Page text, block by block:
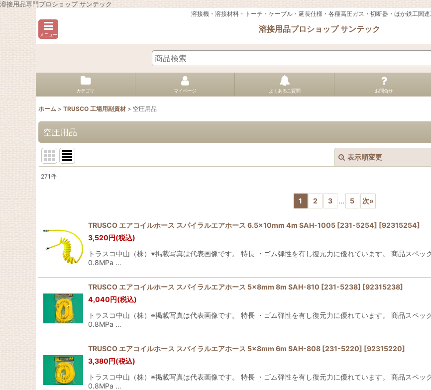
溶接用品専門プロショップ サンテック
溶接機・溶接材料・トーチ・ケーブル・延長仕様・各種高圧ガス・切断器・ほか鉄工関
メニュー
溶接用品プロショップ サンテック
カテゴリ マイページ よくあるご質問 お問合せ
ホーム > TRUSCO 工場用副資材 > 空圧用品
空圧用品
表示順変更
271件
1 2 3 ... 5 次»
TRUSCO エアコイルホース スパイラルエアホース 6.5×10mm 4m SAH-1005 [231-5254] [92315254]
3,520円(税込)
トラスコ中山（株）※掲載写真は代表画像です。 特長 ・ゴム弾性を有し復元力に優れています。 商品スペ
0.8MPa …
TRUSCO エアコイルホース スパイラルエアホース 5×8mm 8m SAH-810 [231-5238] [92315238]
4,040円(税込)
トラスコ中山（株）※掲載写真は代表画像です。 特長 ・ゴム弾性を有し復元力に優れています。 商品スペ
0.8MPa …
TRUSCO エアコイルホース スパイラルエアホース 5×8mm 6m SAH-808 [231-5220] [92315220]
3,380円(税込)
トラスコ中山（株）※掲載写真は代表画像です。 特長 ・ゴム弾性を有し復元力に優れています。 商品スペ
0.8MPa …